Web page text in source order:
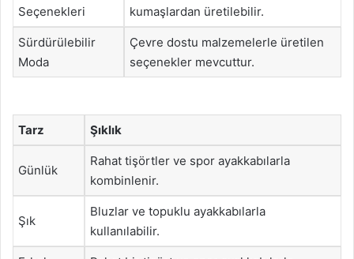
Seçenekleri
kumaşlardan üretilebilir.
Sürdürülebilir
Moda
Çevre dostu malzemelerle üretilen
seçenekler mevcuttur.
Tarz Şıklık
Günlük
Rahat tişörtler ve spor ayakkabılarla
kombinlenir.
Şık
Bluzlar ve topuklu ayakkabılarla
kullanılabilir.